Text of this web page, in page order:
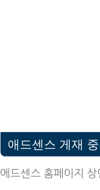
애드센스 게재
에드센스 홈페이지